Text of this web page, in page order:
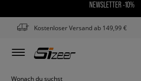
NEWSLETTER -10%
Kostenloser Versand ab 149,99 €